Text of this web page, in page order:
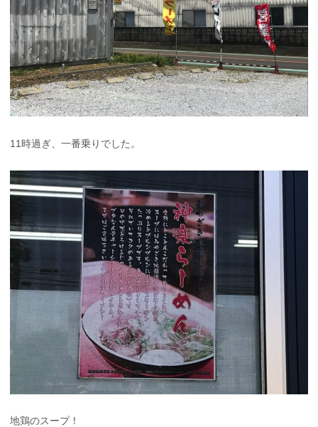
11時過ぎ、一番乗りでした。
地鶏のスープ！